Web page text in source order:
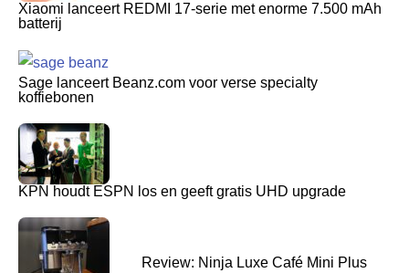
Xiaomi lanceert REDMI 17-serie met enorme 7.500 mAh
batterij
Sage lanceert Beanz.com voor verse specialty
koffiebonen
KPN houdt ESPN los en geeft gratis UHD upgrade
Review: Ninja Luxe Café Mini Plus